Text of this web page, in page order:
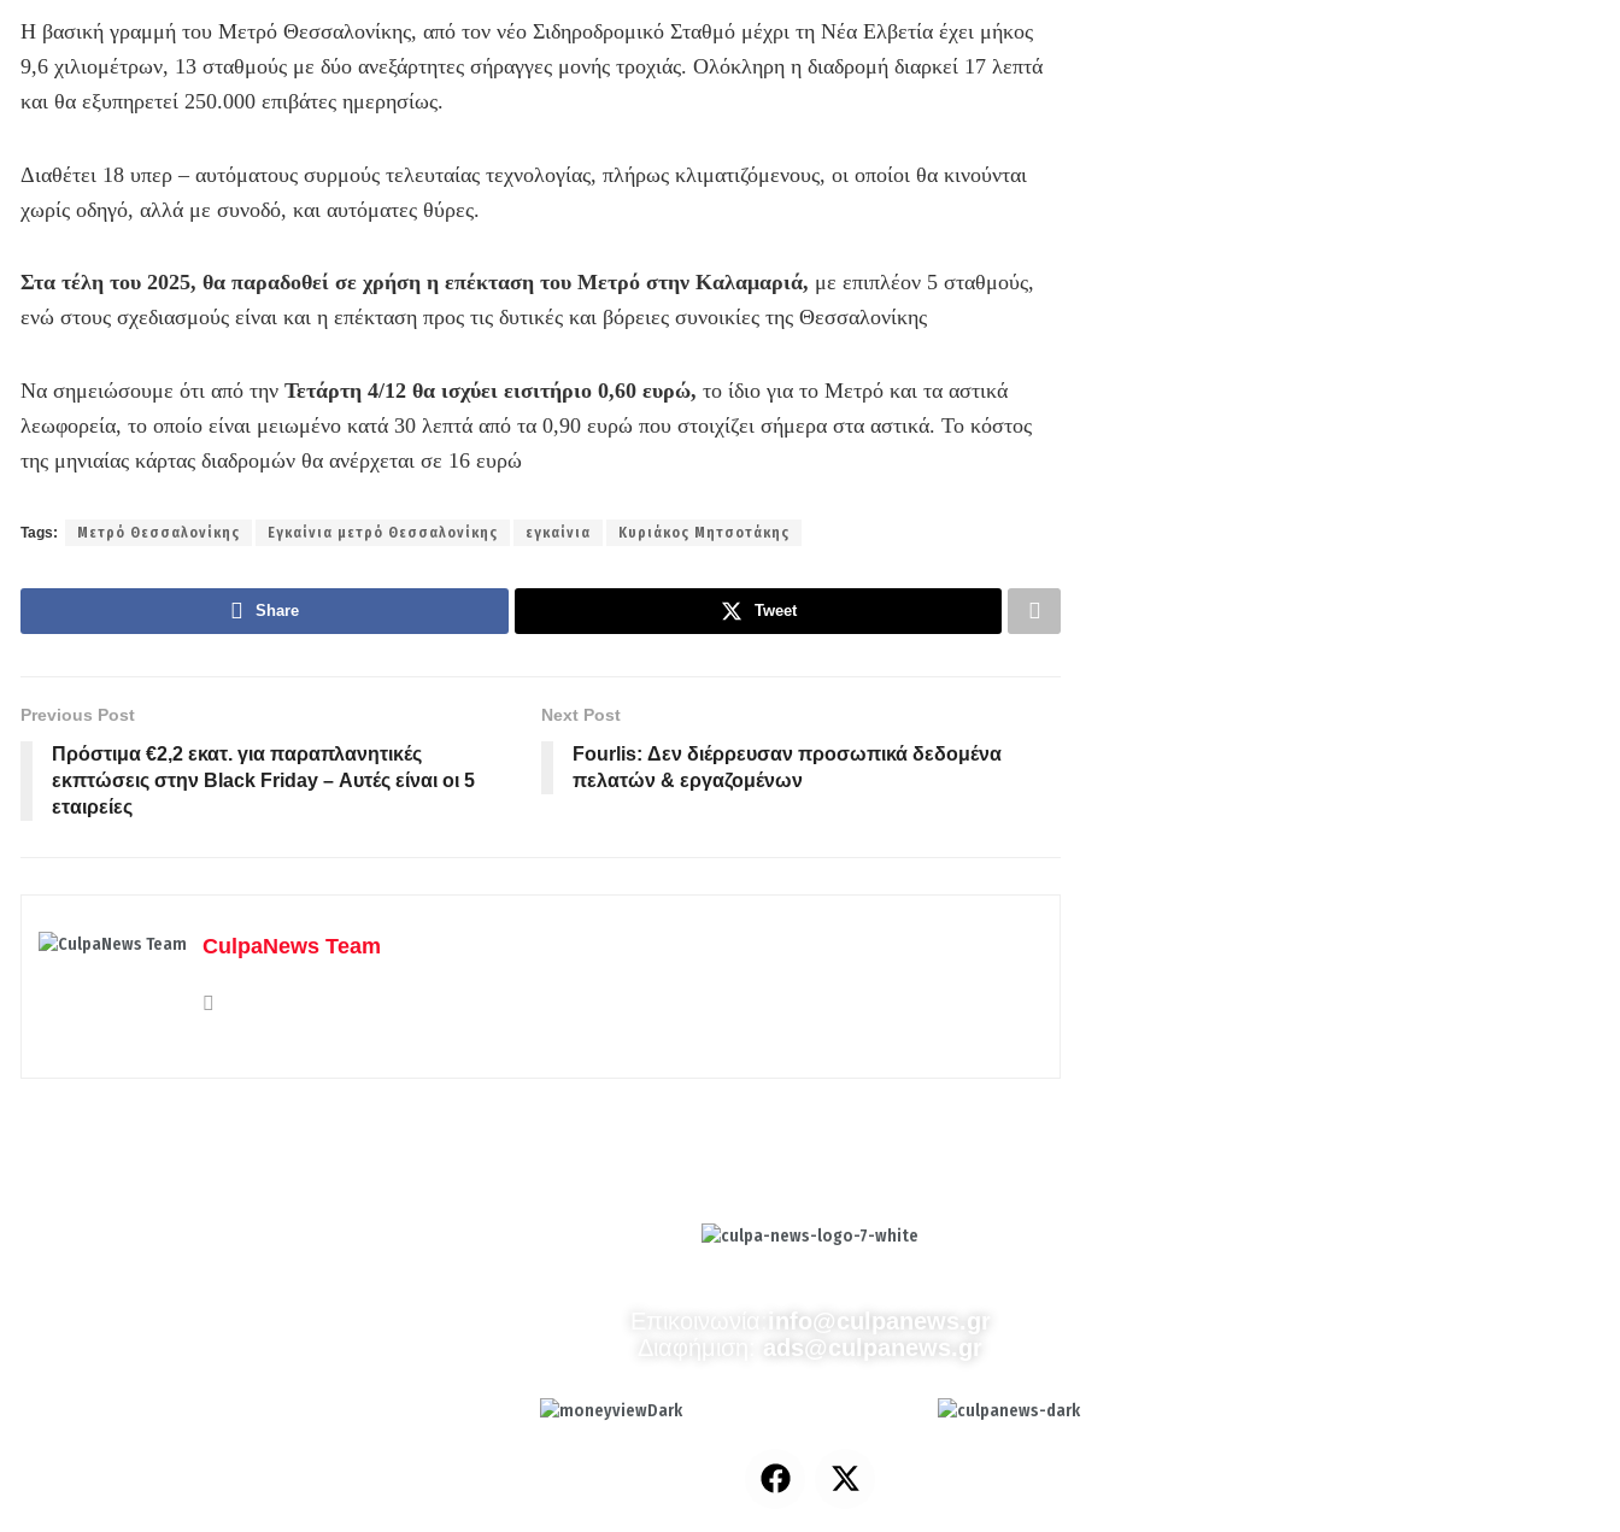
Η βασική γραμμή του Μετρό Θεσσαλονίκης, από τον νέο Σιδηροδρομικό Σταθμό μέχρι τη Νέα Ελβετία έχει μήκος
9,6 χιλιομέτρων, 13 σταθμούς με δύο ανεξάρτητες σήραγγες μονής τροχιάς. Ολόκληρη η διαδρομή διαρκεί 17 λεπτά
και θα εξυπηρετεί 250.000 επιβάτες ημερησίως.
Διαθέτει 18 υπερ – αυτόματους συρμούς τελευταίας τεχνολογίας, πλήρως κλιματιζόμενους, οι οποίοι θα κινούνται
χωρίς οδηγό, αλλά με συνοδό, και αυτόματες θύρες.
Στα τέλη του 2025, θα παραδοθεί σε χρήση η επέκταση του Μετρό στην Καλαμαριά, με επιπλέον 5 σταθμούς,
ενώ στους σχεδιασμούς είναι και η επέκταση προς τις δυτικές και βόρειες συνοικίες της Θεσσαλονίκης
Να σημειώσουμε ότι από την Τετάρτη 4/12 θα ισχύει εισιτήριο 0,60 ευρώ, το ίδιο για το Μετρό και τα αστικά
λεωφορεία, το οποίο είναι μειωμένο κατά 30 λεπτά από τα 0,90 ευρώ που στοιχίζει σήμερα στα αστικά. Το κόστος
της μηνιαίας κάρτας διαδρομών θα ανέρχεται σε 16 ευρώ
Tags: Μετρό Θεσσαλονίκης Εγκαίνια μετρό Θεσσαλονίκης εγκαίνια Κυριάκος Μητσοτάκης
Share Tweet
Previous Post
Πρόστιμα €2,2 εκατ. για παραπλανητικές
εκπτώσεις στην Black Friday – Αυτές είναι οι 5
εταιρείες
Next Post
Fourlis: Δεν διέρρευσαν προσωπικά δεδομένα
πελατών & εργαζομένων
CulpaNews Team
info@culpanews.gr
Διαφήμιση:
ads@culpanews.gr